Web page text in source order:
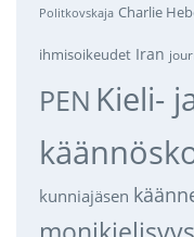
Politkovskaja Charlie
ihmisoikeudet Iran
PEN Kieli-
kunniajäsen